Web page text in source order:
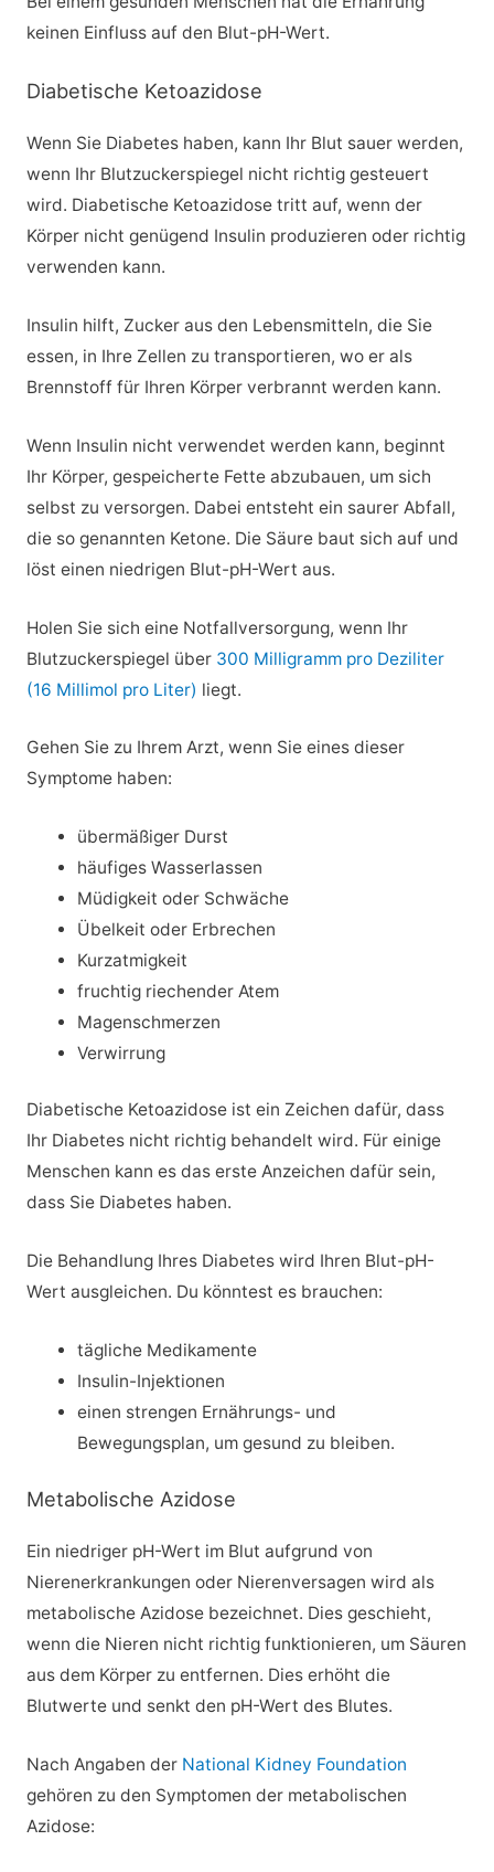
keinen Einfluss auf den Blut-pH-Wert.
Diabetische Ketoazidose
Wenn Sie Diabetes haben, kann Ihr Blut sauer werden,
wenn Ihr Blutzuckerspiegel nicht richtig gesteuert
wird. Diabetische Ketoazidose tritt auf, wenn der
Körper nicht genügend Insulin produzieren oder richtig
verwenden kann.
Insulin hilft, Zucker aus den Lebensmitteln, die Sie
essen, in Ihre Zellen zu transportieren, wo er als
Brennstoff für Ihren Körper verbrannt werden kann.
Wenn Insulin nicht verwendet werden kann, beginnt
Ihr Körper, gespeicherte Fette abzubauen, um sich
selbst zu versorgen. Dabei entsteht ein saurer Abfall,
die so genannten Ketone. Die Säure baut sich auf und
löst einen niedrigen Blut-pH-Wert aus.
Holen Sie sich eine Notfallversorgung, wenn Ihr
Blutzuckerspiegel über 300 Milligramm pro Deziliter
(16 Millimol pro Liter) liegt.
Gehen Sie zu Ihrem Arzt, wenn Sie eines dieser
Symptome haben:
übermäßiger Durst
häufiges Wasserlassen
Müdigkeit oder Schwäche
Übelkeit oder Erbrechen
Kurzatmigkeit
fruchtig riechender Atem
Magenschmerzen
Verwirrung
Diabetische Ketoazidose ist ein Zeichen dafür, dass
Ihr Diabetes nicht richtig behandelt wird. Für einige
Menschen kann es das erste Anzeichen dafür sein,
dass Sie Diabetes haben.
Die Behandlung Ihres Diabetes wird Ihren Blut-pH-
Wert ausgleichen. Du könntest es brauchen:
tägliche Medikamente
Insulin-Injektionen
einen strengen Ernährungs- und
Bewegungsplan, um gesund zu bleiben.
Metabolische Azidose
Ein niedriger pH-Wert im Blut aufgrund von
Nierenerkrankungen oder Nierenversagen wird als
metabolische Azidose bezeichnet. Dies geschieht,
wenn die Nieren nicht richtig funktionieren, um Säuren
aus dem Körper zu entfernen. Dies erhöht die
Blutwerte und senkt den pH-Wert des Blutes.
Nach Angaben der National Kidney Foundation
gehören zu den Symptomen der metabolischen
Azidose: